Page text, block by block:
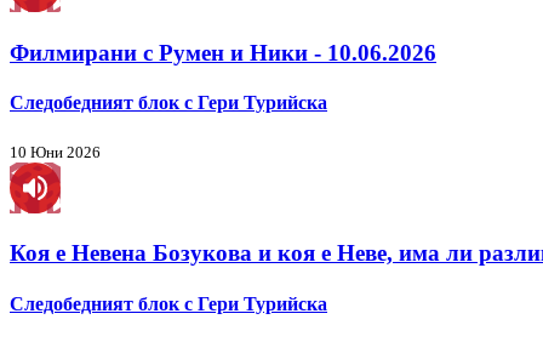
Филмирани с Румен и Ники - 10.06.2026
Следобедният блок с Гери Турийска
10 Юни 2026
Коя е Невена Бозукова и коя е Неве, има ли
Следобедният блок с Гери Турийска